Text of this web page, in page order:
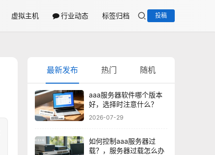
虚拟主机 行业动态 标签归档 投稿
最新发布 热门 随机
aaa服务器软件哪个版本
好，选择时注意什么？
2026-07-29
如何控制aaa服务器过
载？，服务器过载怎么办